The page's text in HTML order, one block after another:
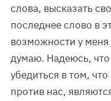
слова, высказать
последнее слово в
возможности у меня
думаю. Надеюсь, что
убедиться в том,
против нас,